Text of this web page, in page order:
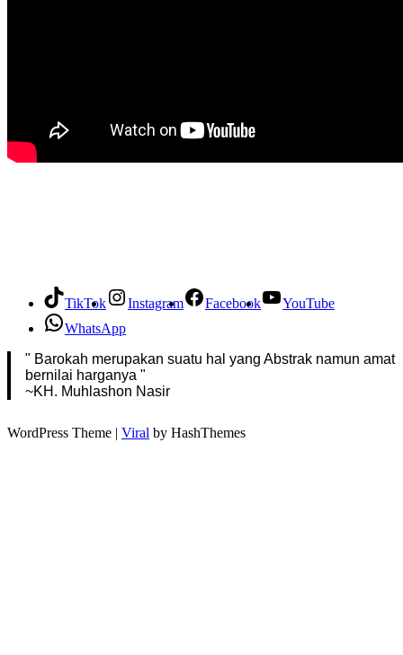
TikTok Instagram Facebook
YouTube
WhatsApp
" Barokah merupakan suatu hal yang Abstrak namun amat
bernilai harganya "
~KH. Muhlashon Nasir
WordPress Theme | Viral by HashThemes